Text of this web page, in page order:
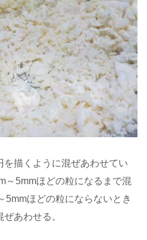
描くように混ぜあわせてい
～5mmほどの粒になるまで混
5mmほどの粒にならないとき
あわせる。